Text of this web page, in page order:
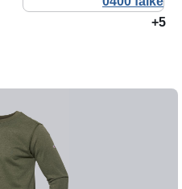
+5